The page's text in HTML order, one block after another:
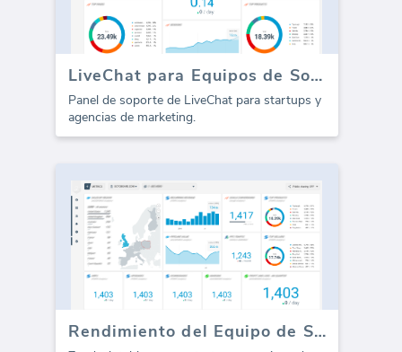
LiveChat para Equipos de Soporte
Panel de soporte de LiveChat para startups y
agencias de marketing.
Rendimiento del Equipo de Soporte de Zendesk (Informe)